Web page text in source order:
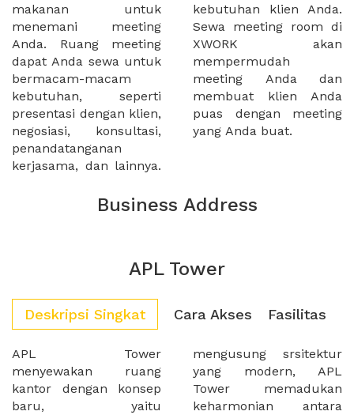
makanan untuk
menemani meeting
Anda. Ruang meeting
dapat Anda sewa untuk
bermacam-macam
kebutuhan, seperti
presentasi dengan klien,
negosiasi, konsultasi,
penandatanganan
kerjasama, dan lainnya.
kebutuhan klien Anda.
Sewa meeting room di
XWORK akan
mempermudah
meeting Anda dan
membuat klien Anda
puas dengan meeting
yang Anda buat.
Business Address
APL Tower
Deskripsi Singkat Cara Akses Fasilitas
APL Tower
menyewakan ruang
kantor dengan konsep
baru, yaitu
mengusung srsitektur
yang modern, APL
Tower memadukan
keharmonian antara